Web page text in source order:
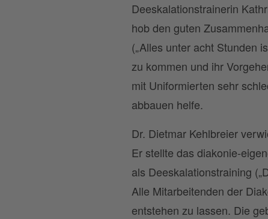
Deeskalationstrainerin
hob den guten
(„Alles unter acht Stunden
zu kommen und ihr
mit Uniformierten sehr
abbauen helfe.
Dr. Dietmar Kehlbreier
Er stellte das diakonie-
als Deeskalationstraining
Alle Mitarbeitenden der
entstehen zu lassen. Die